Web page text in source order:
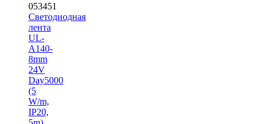
053451
Светодиодная
лента
UL-
A140-
8mm
24V
Day5000
(5
W/m,
IP20,